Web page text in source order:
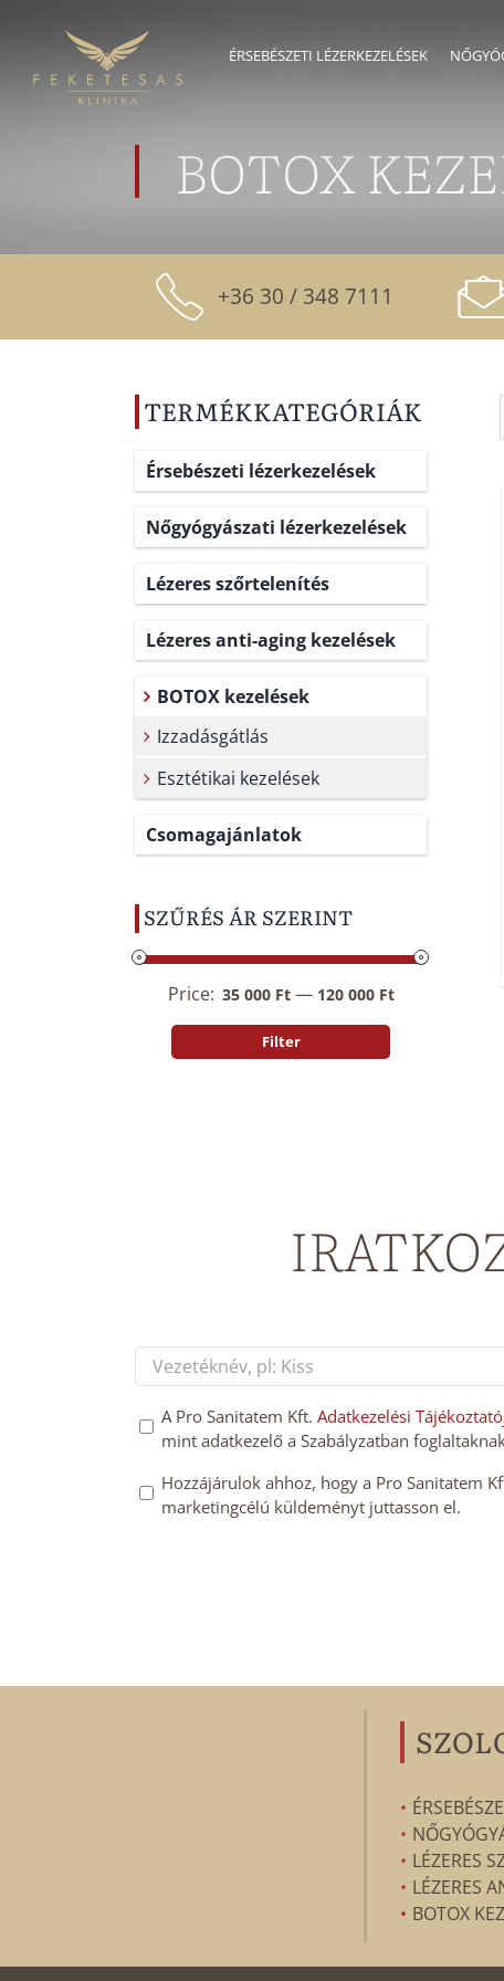
ÉRSEBÉSZETI LÉZERKEZELÉSEK
BOTOX
+36 30 / 348 7111
TERMÉKKATEGÓRIÁK
Érsebészeti lézerkezelések
Nőgyógyászati lézerkezelések
Lézeres szőrtelenítés
Lézeres anti-aging kezelések
BOTOX kezelések
Izzadásgátlás
Esztétikai kezelések
Csomagajánlatok
SZŰRÉS ÁR SZERINT
Filter
Price: 35 000 Ft— 120 000 Ft
Név
*
GDPT
hozzájárulás
A Pro Sanitatem Kft. Adatkezelési
mint adatkezelő a Szabályzatban
Mailchimp
feliratkozás
Hozzájárulok ahhoz, hogy a Pro Sanitatem
marketingcélú küldeményt juttasson el.
LÉZERES
LÉZERES
BOTOX